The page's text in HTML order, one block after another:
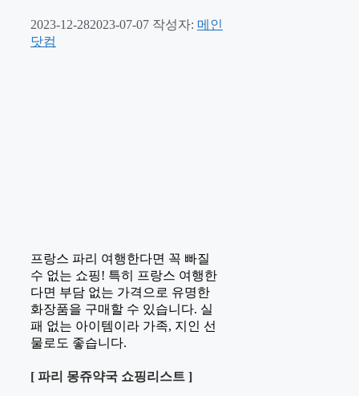
2023-12-282023-07-07 작성자: 메인
닷컴
프랑스 파리 여행한다면 꼭 빠질
수 없는 쇼핑! 특히 프랑스 여행한
다면 부담 없는 가격으로 유명한
화장품을 구매할 수 있습니다. 실
패 없는 아이템이라 가족, 지인 선
물로도 좋습니다.
[ 파리 몽쥬약국 쇼핑리스트 ]